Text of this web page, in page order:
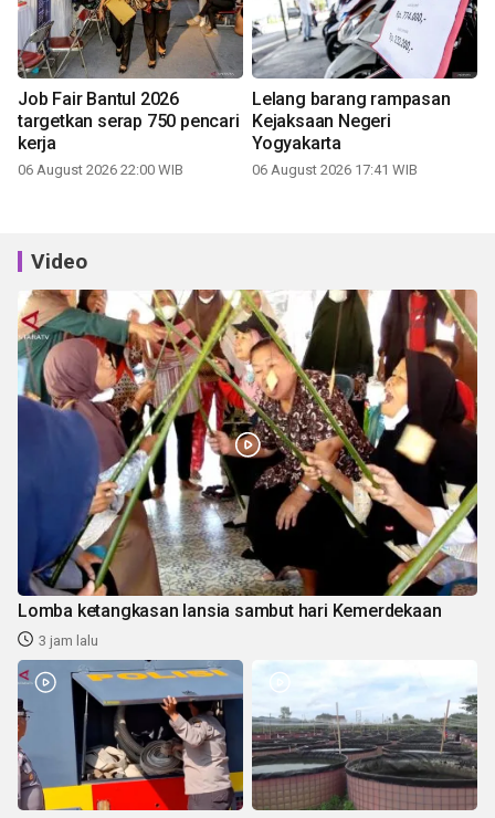
Job Fair Bantul 2026
targetkan serap 750 pencari
kerja
06 August 2026 22:00 WIB
Lelang barang rampasan
Kejaksaan Negeri
Yogyakarta
06 August 2026 17:41 WIB
Video
Lomba ketangkasan lansia sambut hari Kemerdekaan
3 jam lalu